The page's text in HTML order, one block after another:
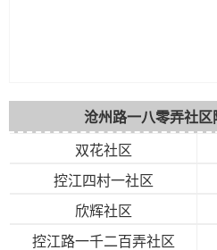
沧州路一八零弄社区
双花社区
控江四村一社区
欣辉社区
控江路一千二百弄社区